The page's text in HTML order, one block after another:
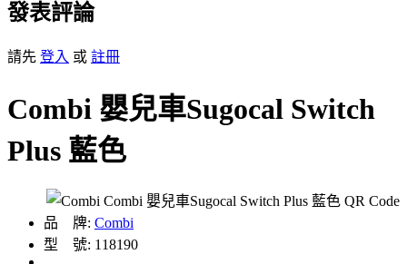
發表評論
請先 登入 或 註冊
Combi 嬰兒車Sugocal Switch
Plus 藍色
品 牌: Combi
型 號: 118190